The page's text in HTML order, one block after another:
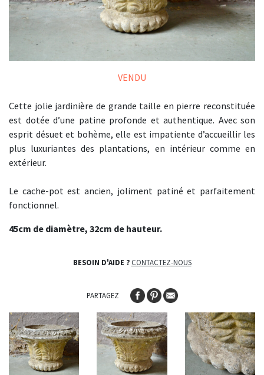
VENDU
Cette jolie jardinière de grande taille en pierre reconstituée
est dotée d’une patine profonde et authentique. Avec son
esprit désuet et bohème, elle est impatiente d’accueillir les
plus luxuriantes des plantations, en intérieur comme en
extérieur.
Le cache-pot est ancien, joliment patiné et parfaitement
fonctionnel.
45cm de diamètre, 32cm de hauteur.
BESOIN D'AIDE ? CONTACTEZ-NOUS
PARTAGEZ